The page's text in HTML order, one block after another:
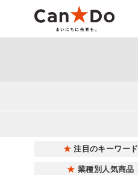
注目のキーワード
業種別人気商品